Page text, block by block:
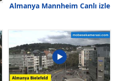
Almanya Mannheim Canlı izle